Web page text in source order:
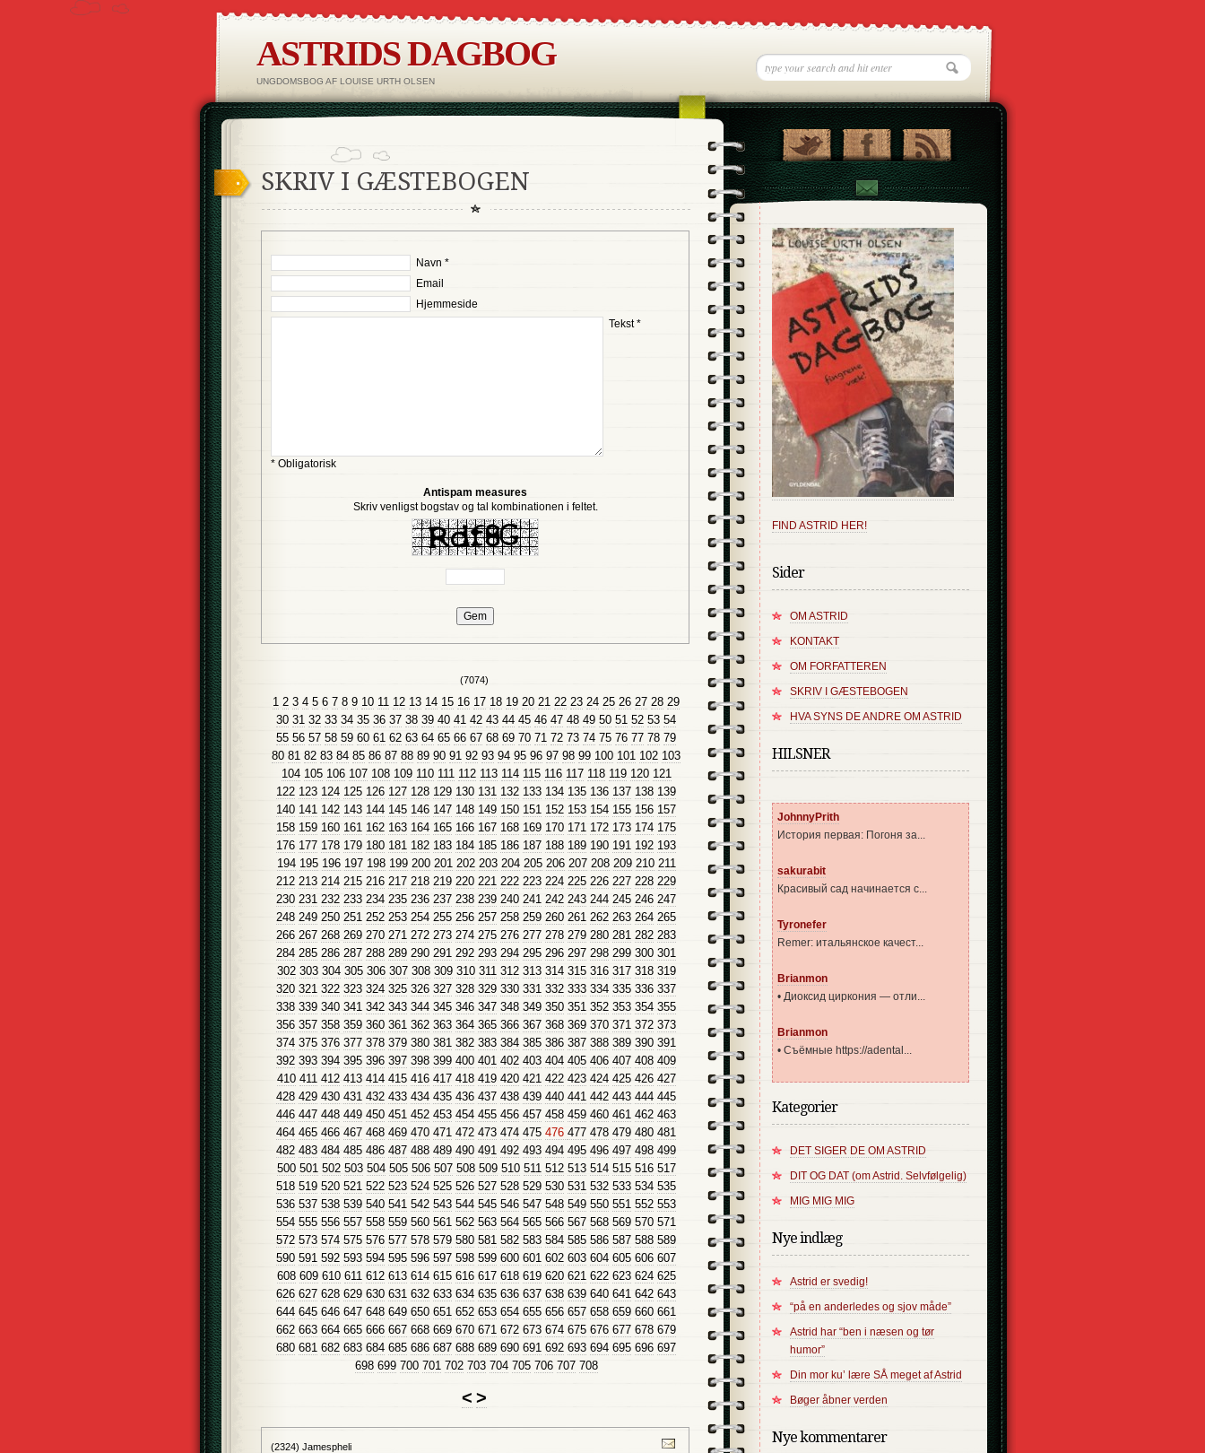
ASTRIDS DAGBOG
UNGDOMSBOG AF LOUISE URTH OLSEN
SKRIV I GÆSTEBOGEN
Navn *
Email
Hjemmeside
Tekst *
* Obligatorisk
Antispam measures
Skriv venligst bogstav og tal kombinationen i feltet.
(7074)
1 2 3 4 5 6 7 8 9 10 11 12 13 14 15 16 17 18 19 20 21 22 23 24 25 26 27 28 29
30 31 32 33 34 35 36 37 38 39 40 41 42 43 44 45 46 47 48 49 50 51 52 53 54
55 56 57 58 59 60 61 62 63 64 65 66 67 68 69 70 71 72 73 74 75 76 77 78 79
80 81 82 83 84 85 86 87 88 89 90 91 92 93 94 95 96 97 98 99 100 101 102 103
104 105 106 107 108 109 110 111 112 113 114 115 116 117 118 119 120 121
122 123 124 125 126 127 128 129 130 131 132 133 134 135 136 137 138 139
140 141 142 143 144 145 146 147 148 149 150 151 152 153 154 155 156 157
158 159 160 161 162 163 164 165 166 167 168 169 170 171 172 173 174 175
176 177 178 179 180 181 182 183 184 185 186 187 188 189 190 191 192 193
194 195 196 197 198 199 200 201 202 203 204 205 206 207 208 209 210 211
212 213 214 215 216 217 218 219 220 221 222 223 224 225 226 227 228 229
230 231 232 233 234 235 236 237 238 239 240 241 242 243 244 245 246 247
248 249 250 251 252 253 254 255 256 257 258 259 260 261 262 263 264 265
266 267 268 269 270 271 272 273 274 275 276 277 278 279 280 281 282 283
284 285 286 287 288 289 290 291 292 293 294 295 296 297 298 299 300 301
302 303 304 305 306 307 308 309 310 311 312 313 314 315 316 317 318 319
320 321 322 323 324 325 326 327 328 329 330 331 332 333 334 335 336 337
338 339 340 341 342 343 344 345 346 347 348 349 350 351 352 353 354 355
356 357 358 359 360 361 362 363 364 365 366 367 368 369 370 371 372 373
374 375 376 377 378 379 380 381 382 383 384 385 386 387 388 389 390 391
392 393 394 395 396 397 398 399 400 401 402 403 404 405 406 407 408 409
410 411 412 413 414 415 416 417 418 419 420 421 422 423 424 425 426 427
428 429 430 431 432 433 434 435 436 437 438 439 440 441 442 443 444 445
446 447 448 449 450 451 452 453 454 455 456 457 458 459 460 461 462 463
464 465 466 467 468 469 470 471 472 473 474 475 476 477 478 479 480 481
482 483 484 485 486 487 488 489 490 491 492 493 494 495 496 497 498 499
500 501 502 503 504 505 506 507 508 509 510 511 512 513 514 515 516 517
518 519 520 521 522 523 524 525 526 527 528 529 530 531 532 533 534 535
536 537 538 539 540 541 542 543 544 545 546 547 548 549 550 551 552 553
554 555 556 557 558 559 560 561 562 563 564 565 566 567 568 569 570 571
572 573 574 575 576 577 578 579 580 581 582 583 584 585 586 587 588 589
590 591 592 593 594 595 596 597 598 599 600 601 602 603 604 605 606 607
608 609 610 611 612 613 614 615 616 617 618 619 620 621 622 623 624 625
626 627 628 629 630 631 632 633 634 635 636 637 638 639 640 641 642 643
644 645 646 647 648 649 650 651 652 653 654 655 656 657 658 659 660 661
662 663 664 665 666 667 668 669 670 671 672 673 674 675 676 677 678 679
680 681 682 683 684 685 686 687 688 689 690 691 692 693 694 695 696 697
698 699 700 701 702 703 704 705 706 707 708
< >
(2324) Jamespheli
FIND ASTRID HER!
Sider
OM ASTRID
KONTAKT
OM FORFATTEREN
SKRIV I GÆSTEBOGEN
HVA SYNS DE ANDRE OM ASTRID
HILSNER
JohnnyPrith
История первая: Погоня за...
sakurabit
Красивый сад начинается с...
Tyronefer
Remer: итальянское качест...
Brianmon
• Диоксид циркония — отли...
Brianmon
• Съёмные https://adental...
Kategorier
DET SIGER DE OM ASTRID
DIT OG DAT (om Astrid. Selvfølgelig)
MIG MIG MIG
Nye indlæg
Astrid er svedig!
“på en anderledes og sjov måde”
Astrid har “ben i næsen og tør
humor”
Din mor ku’ lære SÅ meget af Astrid
Bøger åbner verden
Nye kommentarer